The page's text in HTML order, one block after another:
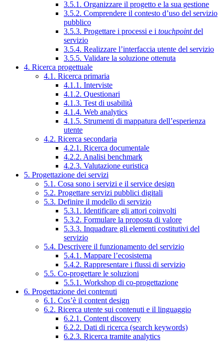
3.5.1. Organizzare il progetto e la sua gestione
3.5.2. Comprendere il contesto d’uso del servizio
pubblico
3.5.3. Progettare i processi e i touchpointdel
servizio
3.5.4. Realizzare l’interfaccia utente del servizio
3.5.5. Validare la soluzione ottenuta
4. Ricerca progettuale
4.1. Ricerca primaria
4.1.1. Interviste
4.1.2. Questionari
4.1.3. Test di usabilità
4.1.4. Web analytics
4.1.5. Strumenti di mappatura dell’esperienza
utente
4.2. Ricerca secondaria
4.2.1. Ricerca documentale
4.2.2. Analisi benchmark
4.2.3. Valutazione euristica
5. Progettazione dei servizi
5.1. Cosa sono i servizi e il service design
5.2. Progettare servizi pubblici digitali
5.3. Definire il modello di servizio
5.3.1. Identificare gli attori coinvolti
5.3.2. Formulare la proposta di valore
5.3.3. Inquadrare gli elementi costitutivi del
servizio
5.4. Descrivere il funzionamento del servizio
5.4.1. Mappare l’ecosistema
5.4.2. Rappresentare i flussi di servizio
5.5. Co-progettare le soluzioni
5.5.1. Workshop di co-progettazione
6. Progettazione dei contenuti
6.1. Cos’è il content design
6.2. Ricerca utente sui contenuti e il linguaggio
6.2.1. Content discovery
6.2.2. Dati di ricerca (search keywords)
6.2.3. Ricerca tramite analytics